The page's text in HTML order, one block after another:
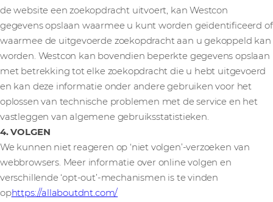
de website een zoekopdracht uitvoert, kan Westcon
gegevens opslaan waarmee u kunt worden geïdentificeerd of
waarmee de uitgevoerde zoekopdracht aan u gekoppeld kan
worden. Westcon kan bovendien beperkte gegevens opslaan
met betrekking tot elke zoekopdracht die u hebt uitgevoerd
en kan deze informatie onder andere gebruiken voor het
oplossen van technische problemen met de service en het
vastleggen van algemene gebruiksstatistieken.
4. VOLGEN
We kunnen niet reageren op ‘niet volgen’-verzoeken van
webbrowsers. Meer informatie over online volgen en
verschillende ‘opt-out’-mechanismen is te vinden
ophttps://allaboutdnt.com/